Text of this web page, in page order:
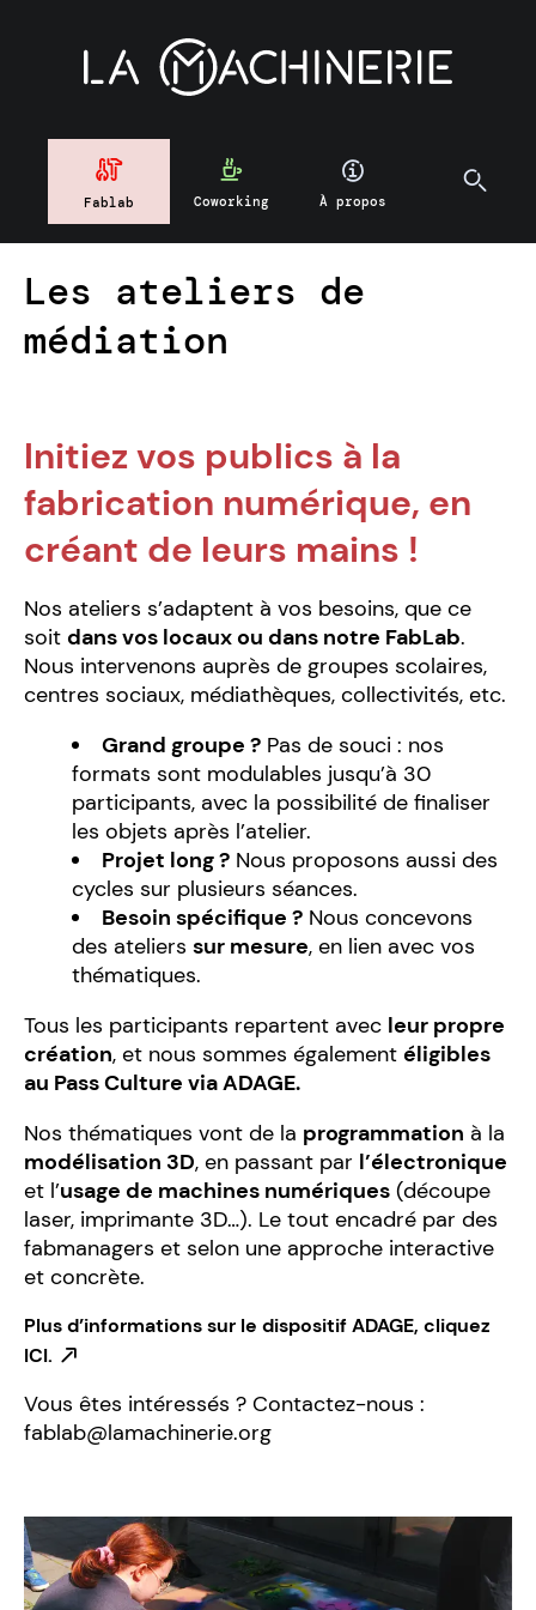
Fablab Coworking À propos
Les ateliers de
médiation
Initiez vos publics à la
fabrication numérique, en
créant de leurs mains !
Nos ateliers s’adaptent à vos besoins, que ce
soit dans vos locaux ou dans notre FabLab.
Nous intervenons auprès de groupes scolaires,
centres sociaux, médiathèques, collectivités, etc.
Grand groupe ? Pas de souci : nos
formats sont modulables jusqu’à 30
participants, avec la possibilité de finaliser
les objets après l’atelier.
Projet long ? Nous proposons aussi des
cycles sur plusieurs séances.
Besoin spécifique ? Nous concevons
des ateliers sur mesure, en lien avec vos
thématiques.
Tous les participants repartent avec leur propre
création, et nous sommes également éligibles
au Pass Culture via ADAGE.
Nos thématiques vont de la programmation à la
modélisation 3D, en passant par l’électronique
et l’usage de machines numériques (découpe
laser, imprimante 3D…). Le tout encadré par des
fabmanagers et selon une approche interactive
et concrète.
Plus d’informations sur le dispositif ADAGE, cliquez
ICI.
Vous êtes intéressés ? Contactez-nous :
fablab@lamachinerie.org